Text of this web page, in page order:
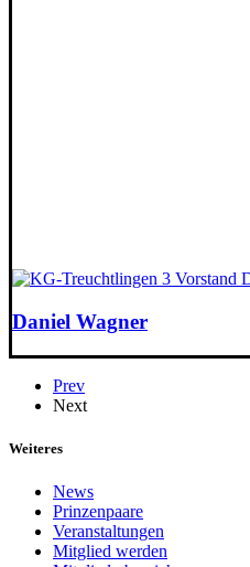
Daniel Wagner
Prev
Next
Weiteres
News
Prinzenpaare
Veranstaltungen
Mitglied werden